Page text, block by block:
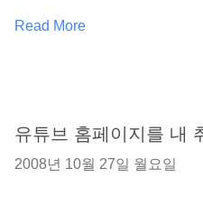
Read More
유튜브 홈페이지를 내
2008년 10월 27일 월요일